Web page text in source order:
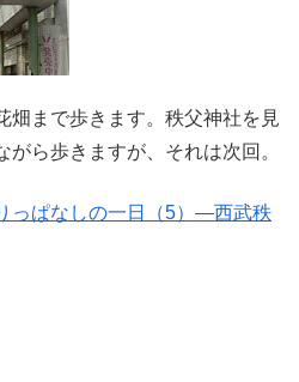
畑まで歩きます。秩父神社を見
ら歩きますが、それは次回。
っぱなしの一日（5）―西武秩